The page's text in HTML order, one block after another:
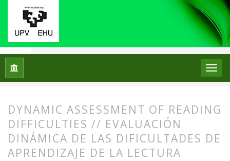
Home
DYNAMIC ASSESSMENT OF READING
DIFFICULTIES // EVALUACIÓN
DINÁMICA DE LAS DIFICULTADES DE
APRENDIZAJE DE LA LECTURA